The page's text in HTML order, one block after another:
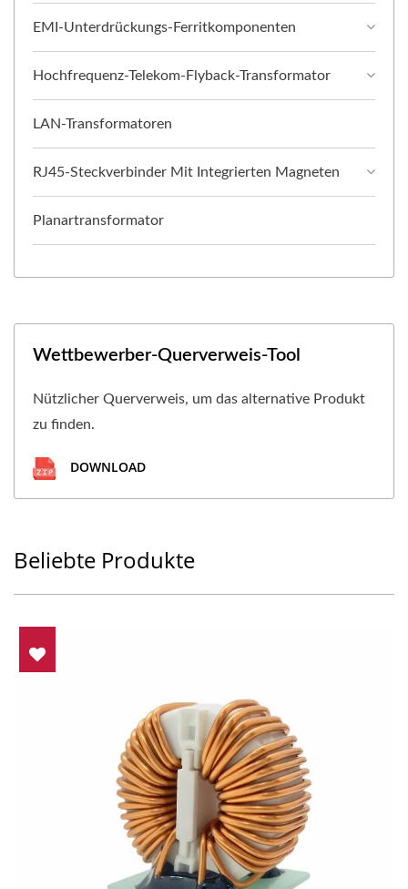
EMI-Unterdrückungs-Ferritkomponenten
Hochfrequenz-Telekom-Flyback-Transformator
LAN-Transformatoren
RJ45-Steckverbinder Mit Integrierten Magneten
Planartransformator
Wettbewerber-Querverweis-Tool
Nützlicher Querverweis, um das alternative Produkt
zu finden.
DOWNLOAD
Beliebte Produkte